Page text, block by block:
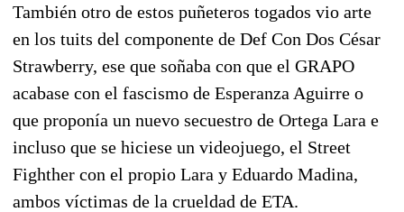
También otro de estos puñeteros togados vio arte
en los tuits del componente de Def Con Dos César
Strawberry, ese que soñaba con que el GRAPO
acabase con el fascismo de Esperanza Aguirre o
que proponía un nuevo secuestro de Ortega Lara e
incluso que se hiciese un videojuego, el Street
Fighther con el propio Lara y Eduardo Madina,
ambos víctimas de la crueldad de ETA.